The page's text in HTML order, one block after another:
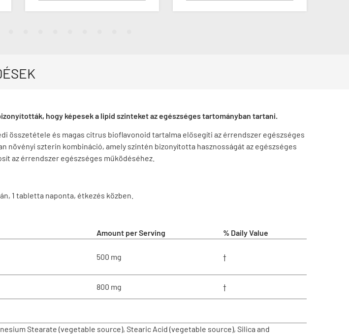
hogy képesek a lipid szinteket az egészséges tartományban tartani.
összetétele és magas citrus bioflavonoid tartalma elősegíti az érrendszer egészséges
növényi szterin kombináció, amely szintén bizonyította hasznosságát az egészséges
az érrendszer egészséges működéséhez
1 tabletta naponta, étkezés közben.
Amount per Serving
% Daily Value
500 mg †
800 mg
†
Stearate (vegetable source), Stearic Acid (vegetable source), Silica and